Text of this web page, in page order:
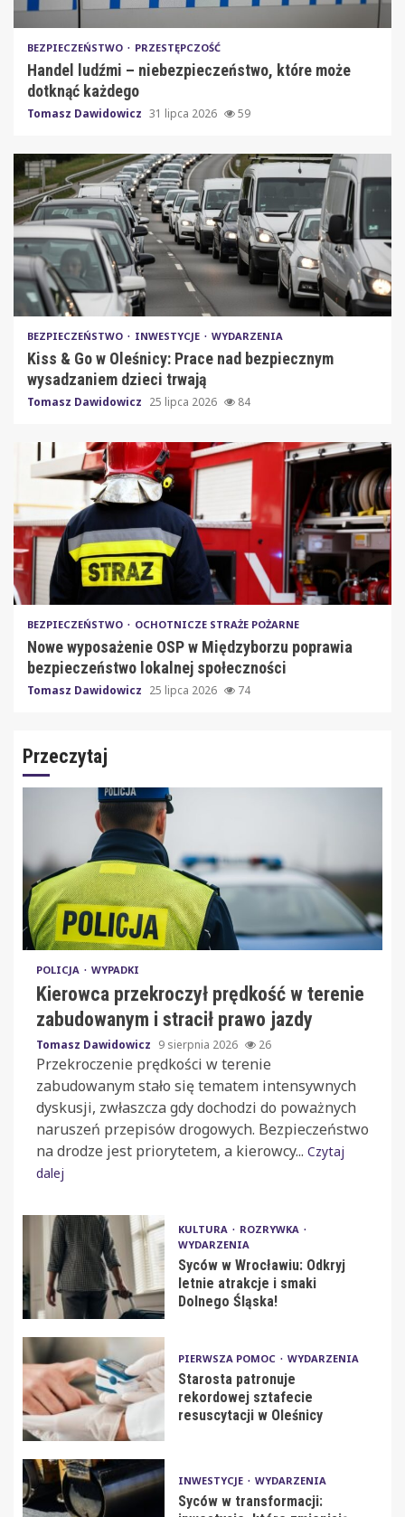
BEZPIECZEŃSTWO PRZESTĘPCZOŚĆ
Handel ludźmi – niebezpieczeństwo, które może
dotknąć każdego
Tomasz Dawidowicz 31 lipca 2026 59
BEZPIECZEŃSTWO INWESTYCJE WYDARZENIA
Kiss & Go w Oleśnicy: Prace nad bezpiecznym
wysadzaniem dzieci trwają
Tomasz Dawidowicz 25 lipca 2026 84
BEZPIECZEŃSTWO OCHOTNICZE STRAŻE POŻARNE
Nowe wyposażenie OSP w Międzyborzu poprawia
bezpieczeństwo lokalnej społeczności
Tomasz Dawidowicz 25 lipca 2026 74
Przeczytaj
POLICJA WYPADKI
Kierowca przekroczył prędkość w terenie
zabudowanym i stracił prawo jazdy
Tomasz Dawidowicz 9 sierpnia 2026 26
Przekroczenie prędkości w terenie
zabudowanym stało się tematem intensywnych
dyskusji, zwłaszcza gdy dochodzi do poważnych
naruszeń przepisów drogowych. Bezpieczeństwo
na drodze jest priorytetem, a kierowcy... Czytaj
dalej
KULTURA
ROZRYWKA
WYDARZENIA
Syców w Wrocławiu: Odkryj
letnie atrakcje i smaki
Dolnego Śląska!
PIERWSZA POMOC WYDARZENIA
Starosta patronuje
rekordowej sztafecie
resuscytacji w Oleśnicy
INWESTYCJE WYDARZENIA
Syców w transformacji: